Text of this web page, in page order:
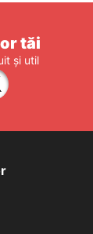
tăi
și util